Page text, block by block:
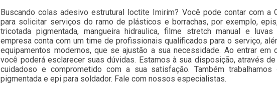
Buscando colas adesivo estrutural loctite Imirim? Você pode contar com a
para solicitar serviços do ramo de plásticos e borrachas, por exemplo,
tricotada pigmentada, mangueira hidraulica, filme stretch manual e luvas
empresa conta com um time de profissionais qualificados para o serviço,
equipamentos modernos, que se ajustão a sua necessidade. Ao entrar em
você poderá esclarecer suas dúvidas. Estamos à sua disposição, através
cuidadoso e comprometido com a sua satisfação. Também trabalhamos
pigmentada e epi para soldador. Fale com nossos especialistas.